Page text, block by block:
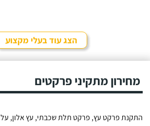
הצג עוד בעלי מקצוע
מחירון מתקיני פרקטים
התקנת פרקט עץ, פרקט תלת שכבתי, עץ אלון, על